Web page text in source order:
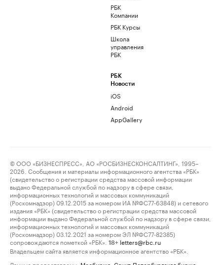
РБК
Компании
РБК Курсы
Школа
управления
РБК
РБК
Новости
iOS
Android
AppGallery
© ООО «БИЗНЕСПРЕСС», АО «РОСБИЗНЕСКОНСАЛТИНГ», 1995–
2026. Сообщения и материалы информационного агентства «РБК»
(свидетельство о регистрации средства массовой информации
выдано Федеральной службой по надзору в сфере связи,
информационных технологий и массовых коммуникаций
(Роскомнадзор) 09.12.2015 за номером ИА №ФС77-63848) и сетевого
издания «РБК» (свидетельство о регистрации средства массовой
информации выдано Федеральной службой по надзору в сфере связи,
информационных технологий и массовых коммуникаций
(Роскомнадзор) 03.12.2021 за номером ЭЛ №ФС77-82385)
сопровождаются пометкой «РБК».
18+ letters@rbc.ru
Владельцем сайта является информационное агентство «РБК».